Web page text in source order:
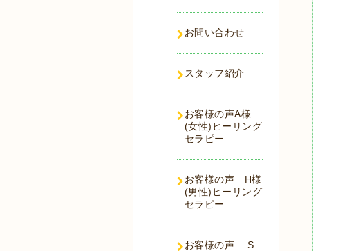
お問い合わせ
スタッフ紹介
お客様の声A様
(女性)ヒーリング
セラピー
お客様の声 H様
(男性)ヒーリング
セラピー
お客様の声 S